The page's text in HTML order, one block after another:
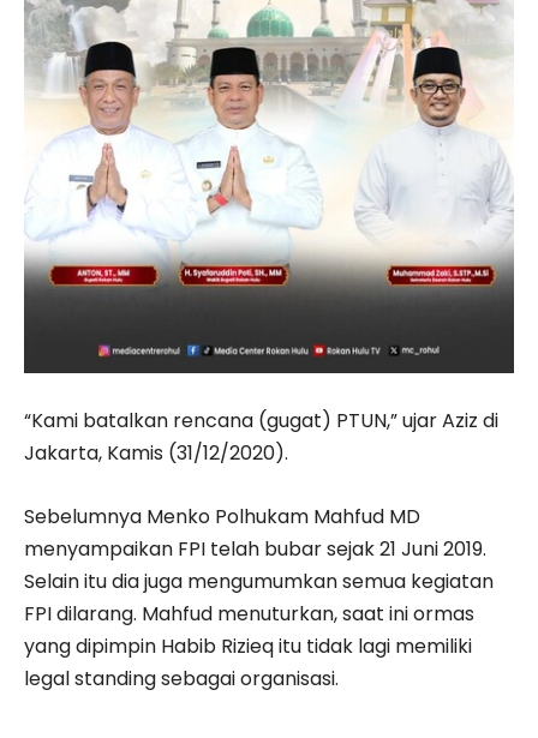
“Kami batalkan rencana (gugat) PTUN,” ujar Aziz di
Jakarta, Kamis (31/12/2020).
Sebelumnya Menko Polhukam Mahfud MD
menyampaikan FPI telah bubar sejak 21 Juni 2019.
Selain itu dia juga mengumumkan semua kegiatan
FPI dilarang. Mahfud menuturkan, saat ini ormas
yang dipimpin Habib Rizieq itu tidak lagi memiliki
legal standing sebagai organisasi.